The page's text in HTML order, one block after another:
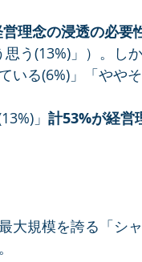
理念の浸透の必要
う(13%)」）。し
いる(6%)」「やや
」 計53%が経営
大規模を誇る「シ